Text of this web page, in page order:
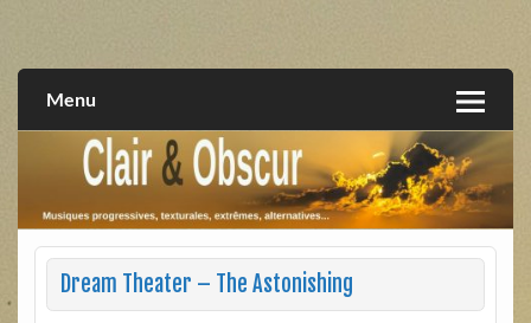
extrêmes, alternatives, texturales
Menu
Dream Theater – The Astonishing